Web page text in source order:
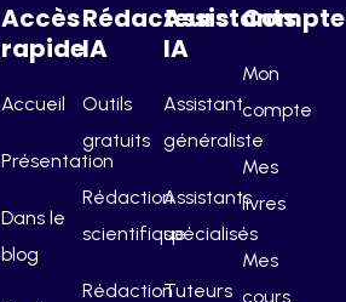
Accès
rapide
Accueil
Présentation
Dans le
blog
Rédacteurs
IA
Outils
gratuits
Rédaction
scientifique
Rédaction
Assistants
IA
Assistant
généraliste
Assistants
spécialisés
Tuteurs
Compte
Mon
compte
Mes
livres
Mes
cours